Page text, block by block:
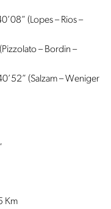
(Lopes – Rios –
– Bordin –
(Salzam – Weniger
Km